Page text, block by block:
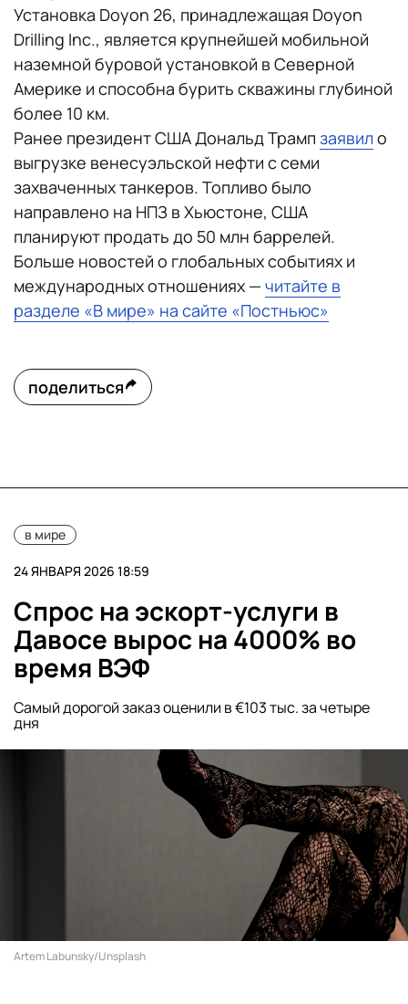
Установка Doyon 26, принадлежащая Doyon
Drilling Inc., является крупнейшей мобильной
наземной буровой установкой в Северной
Америке и способна бурить скважины глубиной
более 10 км.
Ранее президент США Дональд Трамп заявило
выгрузке венесуэльской нефти с семи
захваченных танкеров. Топливо было
направлено на НПЗ в Хьюстоне, США
планируют продать до 50 млн баррелей.
Больше новостей о глобальных событиях и
международных отношениях — читайте в
разделе «В мире» на сайте «Постньюс»
поделиться
в мире
24 ЯНВАРЯ 2026 18:59
Спрос на эскорт-услуги в
Давосе вырос на 4000% во
время ВЭФ
Самый дорогой заказ оценили в €103 тыс. за четыре
дня
Artem Labunsky/Unsplash